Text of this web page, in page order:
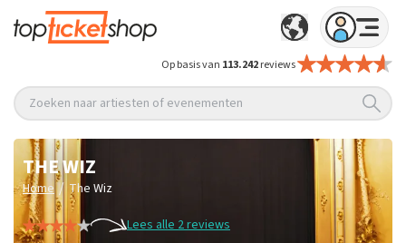
Op basis van 113.242reviews
Zoeken naar artiesten of evenementen
THE WIZ
Home / The Wiz
Lees alle 2 reviews